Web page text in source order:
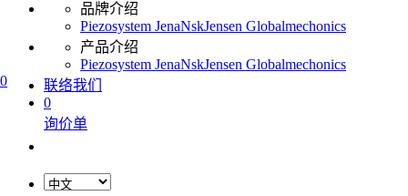
0
品牌介绍
Piezosystem JenaNskJensen Globalmechonics
产品介绍
Piezosystem JenaNskJensen Globalmechonics
联络我们
0
询价单